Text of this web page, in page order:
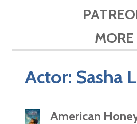
MORE
Actor: Sasha
American